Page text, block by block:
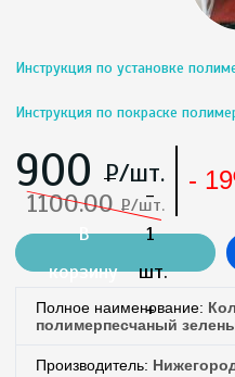
Инструкция по установке
Инструкция по покраске
900Р/шт.
1100.00Р/шт.
- 19
В
корзину
-
1
шт.
+
Полное наименование:
полимерпесчаный
Производитель: